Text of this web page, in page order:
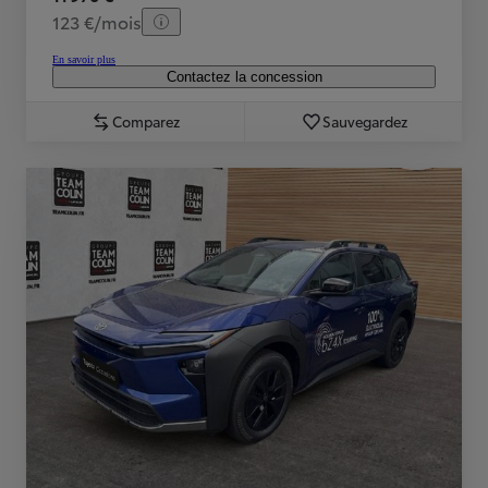
123 €/mois
En savoir plus
Contactez la concession
Comparez Sauvegardez